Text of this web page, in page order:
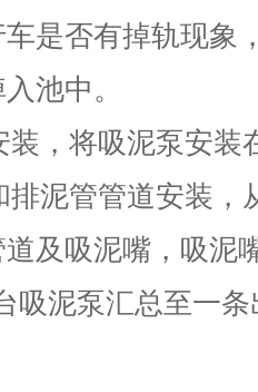
是否有掉轨现象
池中。
装，将吸泥泵安装
排泥管管道安装，
及吸泥嘴，吸泥
吸泥泵汇总至一